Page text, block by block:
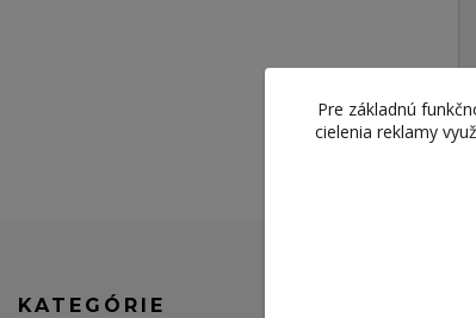
KATEGÓRIE
Pre základnú
cielenia reklamy